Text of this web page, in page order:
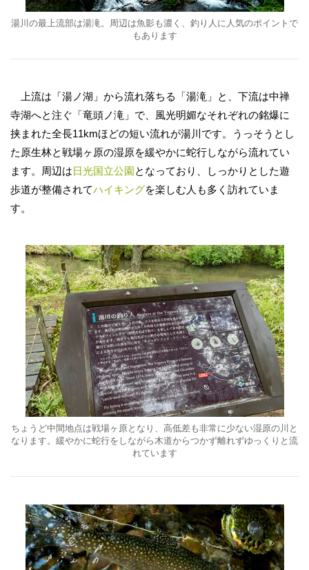
湯川の最上流部は湯滝。周辺は魚影も濃く、釣り人に人気のポイントで
もあります
上流は「湯ノ湖」から流れ落ちる「湯滝」と、下流は中禅
寺湖へと注ぐ「竜頭ノ滝」で、風光明媚なそれぞれの銘爆に
挟まれた全長11kmほどの短い流れが湯川です。うっそうとし
た原生林と戦場ヶ原の湿原を緩やかに蛇行しながら流れてい
ます。周辺は日光国立公園となっており、しっかりとした遊
歩道が整備されてハイキングを楽しむ人も多く訪れていま
す。
ちょうど中間地点は戦場ヶ原となり、高低差も非常に少ない湿原の川と
なります。緩やかに蛇行をしながら木道からつかず離れずゆっくりと流
れています